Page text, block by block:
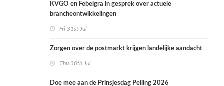
KVGO en Febelgra in gesprek over actuele
brancheontwikkelingen
Fri 31st Jul
Zorgen over de postmarkt krijgen landelijke aandacht
Thu 30th Jul
Doe mee aan de Prinsjesdag Peiling 2026